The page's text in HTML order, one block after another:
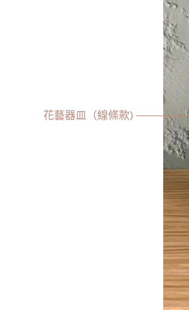
花藝器皿（線條款)